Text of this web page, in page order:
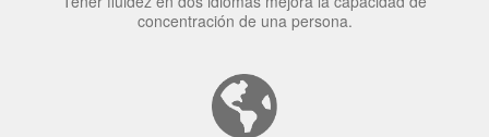
Tener fluidez en dos idiomas mejora la capacidad de
concentración de una persona.